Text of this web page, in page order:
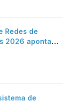
Redes de
2026 aponta
de